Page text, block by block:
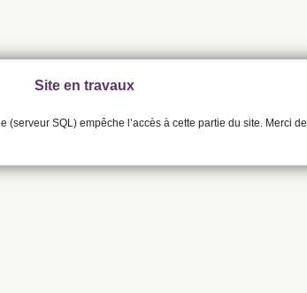
Site en travaux
(serveur SQL) empêche l’accès à cette partie du site. Merci de